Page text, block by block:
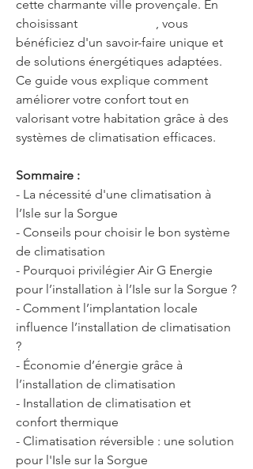
cette charmante ville provençale. En
choisissant
, vous
bénéficiez d'un savoir-faire unique et
de solutions énergétiques adaptées.
Ce guide vous explique comment
améliorer votre confort tout en
valorisant votre habitation grâce à des
systèmes de climatisation efficaces.
Sommaire :
- La nécessité d'une climatisation à
l’Isle sur la Sorgue
- Conseils pour choisir le bon système
de climatisation
- Pourquoi privilégier Air G Energie
pour l’installation à l’Isle sur la Sorgue ?
- Comment l’implantation locale
influence l’installation de climatisation
?
- Économie d’énergie grâce à
l’installation de climatisation
- Installation de climatisation et
confort thermique
- Climatisation réversible : une solution
pour l'Isle sur la Sorgue